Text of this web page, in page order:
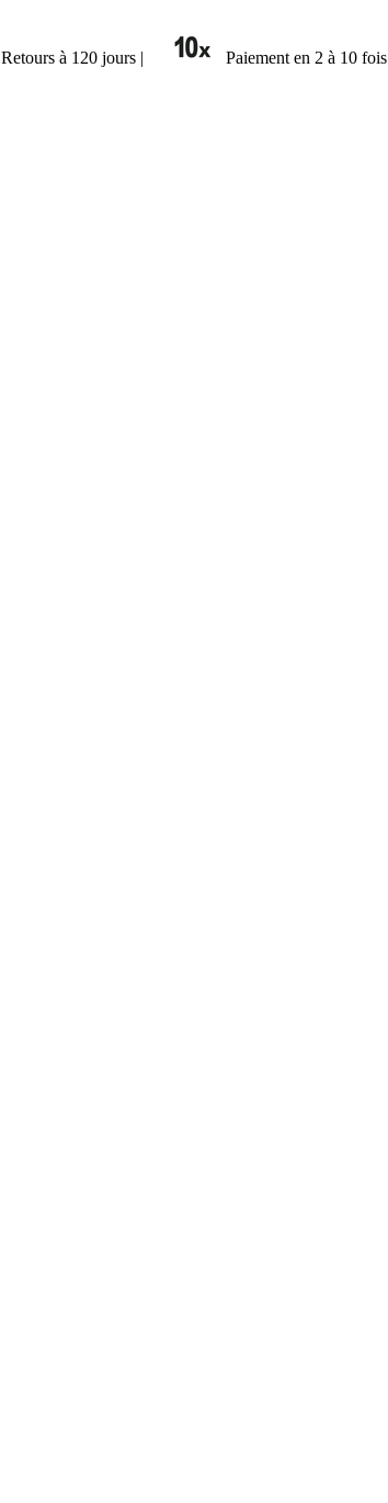
Retours à 120 jours |
Paiement en 2 à 10 fois